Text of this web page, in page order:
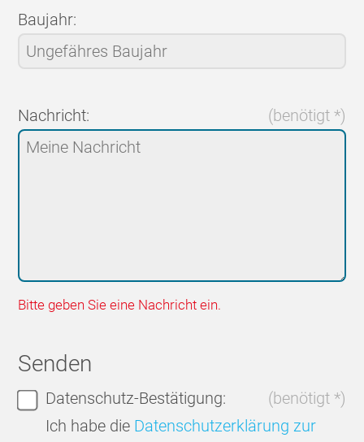
Baujahr:
Nachricht: (benötigt *)
Bitte geben Sie eine Nachricht ein.
Senden
Datenschutz-Bestätigung:
(benötigt *)
Ich habe die Datenschutzerklärung zur